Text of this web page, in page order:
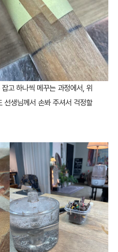
고 하나씩 메꾸는 과정에서, 위
선생님께서 손봐 주셔서 걱정할